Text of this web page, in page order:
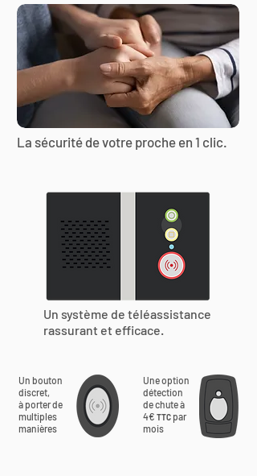
La sécurité de votre proche en 1 clic.
Un système de téléassistance
rassurant et efficace.
Un bouton
discret,
à porter de
multiples
manières
Une option
détection
de chute à
4€ TTC par
mois